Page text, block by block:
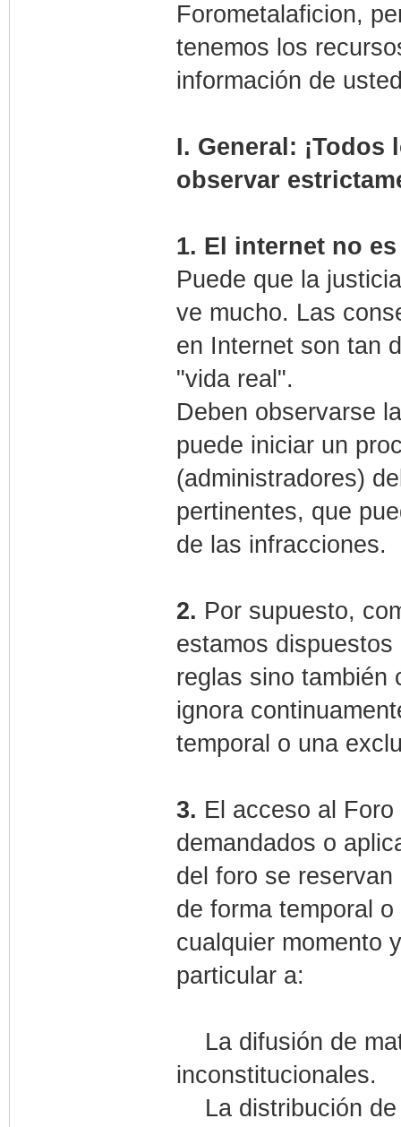
Forometalaficion,
tenemos los
información de
I. General:
observar
1. El internet no
Puede que la
ve mucho. Las
en Internet son tan
"vida real".
Deben observarse
puede iniciar un
(administradores)
pertinentes, que
de las infracciones.
2. Por supuesto,
estamos
reglas sino también
ignora
temporal o una
3. El acceso al
demandados o
del foro se
de forma temporal
cualquier momento
particular a:
La difusión de
inconstitucionales.
La distribución de